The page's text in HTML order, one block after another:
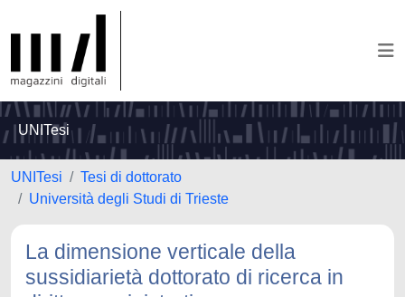
UNITesi
UNITesi
Tesi di dottorato
Università degli Studi di Trieste
La dimensione verticale della
sussidiarietà dottorato di ricerca in